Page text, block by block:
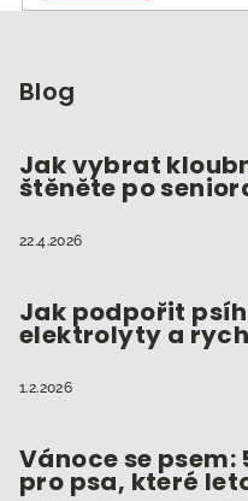
Blog
Jak vybrat
štěněte po
22.4.2026
Jak podpořit
elektrolyty a
1.2.2026
Vánoce se
pro psa, které